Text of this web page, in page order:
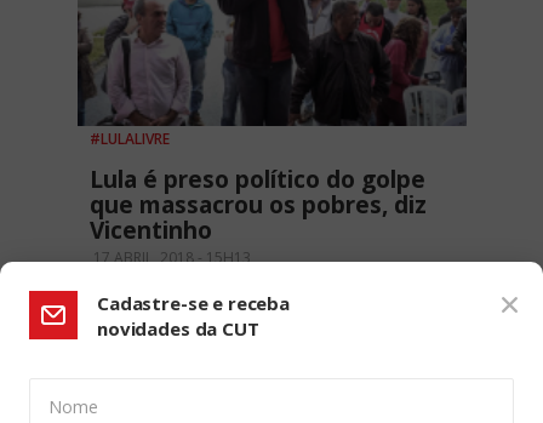
#LULALIVRE
Lula é preso político do golpe
que massacrou os pobres, diz
Vicentinho
17 ABRIL, 2018 - 15H13
Cadastre-se e receba
novidades da CUT
Nome